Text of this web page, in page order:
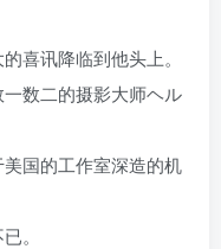
喜讯降临到他头上。
数二的摄影大师ヘル
国的工作室深造的机
。